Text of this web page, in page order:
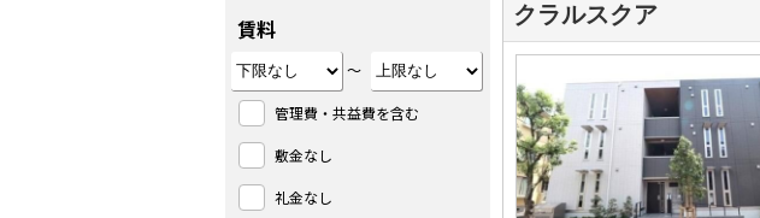
クラルスクア
賃料
～
管理費・共益費を含む
敷金なし
礼金なし